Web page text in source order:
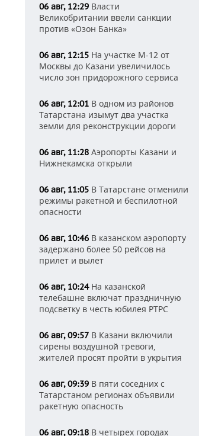
06 авг, 12:29 Власти
Великобритании ввели санкции
против «Озон Банка»
06 авг, 12:15 На участке М-12 от
Москвы до Казани увеличилось
число зон придорожного сервиса
06 авг, 12:01 В одном из районов
Татарстана изымут два участка
земли для реконструкции дороги
06 авг, 11:28 Аэропорты Казани и
Нижнекамска открыли
06 авг, 11:05 В Татарстане отменили
режимы ракетной и беспилотной
опасности
06 авг, 10:46 В казанском аэропорту
задержано более 50 рейсов на
прилет и вылет
06 авг, 10:24На казанской
телебашне включат праздничную
подсветку в честь юбилея РТРС
06 авг, 09:57 В Казани включили
сирены воздушной тревоги,
жителей просят пройти в укрытия
06 авг, 09:39 В пяти соседних с
Татарстаном регионах объявили
ракетную опасность
06 авг, 09:18 В четырех городах